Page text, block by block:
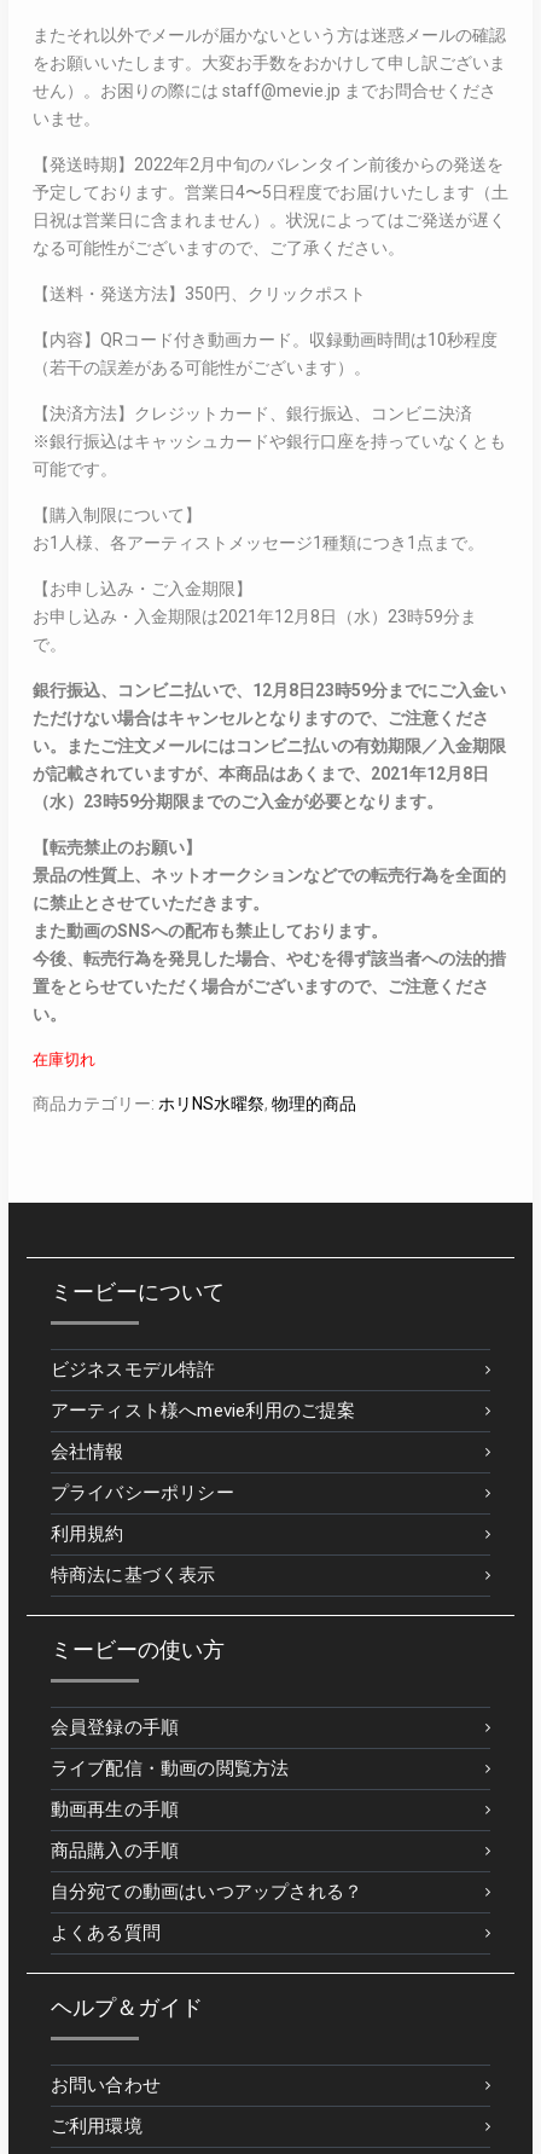
またそれ以外でメールが届かないという方は迷惑メールの確認
をお願いいたします。大変お手数をおかけして申し訳ございま
せん）。お困りの際には staff@mevie.jp までお問合せくださ
いませ。
【発送時期】2022年2月中旬のバレンタイン前後からの発送を
予定しております。営業日4〜5日程度でお届けいたします（土
日祝は営業日に含まれません）。状況によってはご発送が遅く
なる可能性がございますので、ご了承ください。
【送料・発送方法】350円、クリックポスト
【内容】QRコード付き動画カード。収録動画時間は10秒程度
（若干の誤差がある可能性がございます）。
【決済方法】クレジットカード、銀行振込、コンビニ決済
※銀行振込はキャッシュカードや銀行口座を持っていなくとも
可能です。
【購入制限について】
お1人様、各アーティストメッセージ1種類につき1点まで。
【お申し込み・ご入金期限】
お申し込み・入金期限は2021年12月8日（水）23時59分ま
で。
銀行振込、コンビニ払いで、12月8日23時59分までにご入金い
ただけない場合はキャンセルとなりますので、ご注意くださ
い。またご注文メールにはコンビニ払いの有効期限／入金期限
が記載されていますが、本商品はあくまで、2021年12月8日
（水）23時59分期限までのご入金が必要となります。
【転売禁止のお願い】
景品の性質上、ネットオークションなどでの転売行為を全面的
に禁止とさせていただきます。
また動画のSNSへの配布も禁止しております。
今後、転売行為を発見した場合、やむを得ず該当者への法的措
置をとらせていただく場合がございますので、ご注意くださ
い。
在庫切れ
商品カテゴリー: ホリNS水曜祭, 物理的商品
ミービーについて
ビジネスモデル特許
アーティスト様へmevie利用のご提案
会社情報
プライバシーポリシー
利用規約
特商法に基づく表示
ミービーの使い方
会員登録の手順
ライブ配信・動画の閲覧方法
動画再生の手順
商品購入の手順
自分宛ての動画はいつアップされる？
よくある質問
ヘルプ＆ガイド
お問い合わせ
ご利用環境